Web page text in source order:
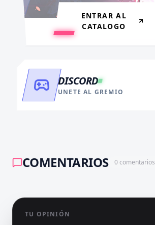
ENTRAR AL
CATALOGO
DISCORD
UNETE AL GREMIO
COMENTARIOS 0 comentarios
TU OPINIÓN